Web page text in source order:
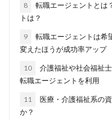
8
転職エージェントとは
トは？
9
転職エージェントは希
変えたほうが成功率アップ
10
介護福祉や社会福祉
転職エージェントを利用
11
医療・介護福祉系の
か？
エグゼクティブ
介護福祉士
リハ
レバウェル看護
わたしNEXT
介護ワーカー
介